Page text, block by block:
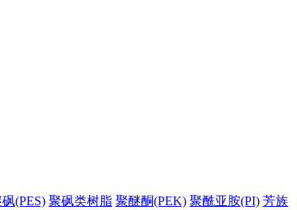
(PES) 聚砜类树脂 聚醚酮(PEK) 聚酰亚胺(PI) 芳族